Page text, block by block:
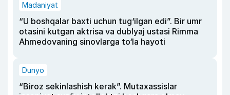
Madaniyat
“U boshqalar baxti uchun tug‘ilgan edi”. Bir umr
otasini kutgan aktrisa va dublyaj ustasi Rimma
Ahmedovaning sinovlarga to‘la hayoti
Dunyo
“Biroz sekinlashish kerak”. Mutaxassislar